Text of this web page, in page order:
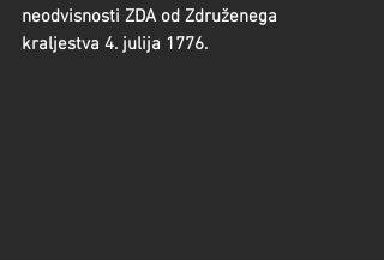
neodvisnosti ZDA od Združenega
kraljestva 4. julija 1776.